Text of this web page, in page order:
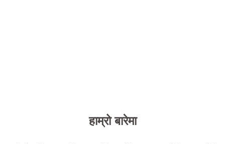
हाम्रो बारेमा